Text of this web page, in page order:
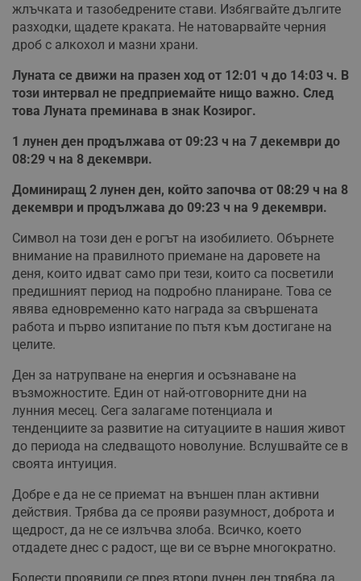
жлъчката и тазобедрените стави. Избягвайте дългите
разходки, щадете краката. Не натоварвайте черния
дроб с алкохол и мазни храни.
Луната се движи на празен ход от 12:01 ч до 14:03 ч. В
този интервал не предприемайте нищо важно. След
това Луната преминава в знак Козирог.
1 лунен ден продължава от 09:23 ч на 7 декември до
08:29 ч на 8 декември.
Доминиращ 2 лунен ден, който започва от 08:29 ч на 8
декември и продължава до 09:23 ч на 9 декември.
Символ на този ден е рогът на изобилието. Обърнете
внимание на правилното приемане на даровете на
деня, които идват само при тези, които са посветили
предишният период на подробно планиране. Това се
явява едновременно като награда за свършената
работа и първо изпитание по пътя към достигане на
целите.
Ден за натрупване на енергия и осъзнаване на
възможностите. Един от най-отговорните дни на
лунния месец. Сега залагаме потенциала и
тенденциите за развитие на ситуациите в нашия живот
до периода на следващото новолуние. Вслушвайте се в
своята интуиция.
Добре е да не се приемат на външен план активни
действия. Трябва да се прояви разумност, доброта и
щедрост, да не се излъчва злоба. Всичко, което
отдадете днес с радост, ще ви се върне многократно.